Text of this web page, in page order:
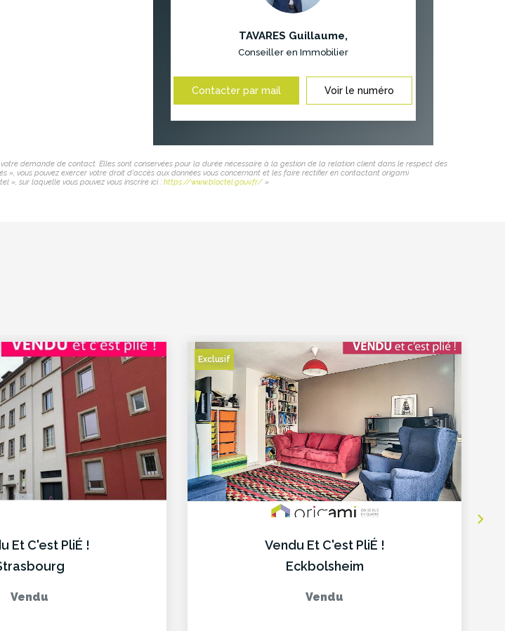
TAVARES Guillaume,
Conseiller en Immobilier
Contacter par mail Voir le numéro
demande de contact. Elles sont conservées pour la durée nécessaire à la gestion de la relation client dans le respect des
vous pouvez exercer votre droit d'accès aux données vous concernant et les faire rectifier en contactant origami
», sur laquelle vous pouvez vous inscrire ici : https://www.bloctel.gouv.fr/ »
Et C'est PliÉ !
Vendu
Exclusif
Vendu Et C'est PliÉ !
Eckbolsheim
Vendu